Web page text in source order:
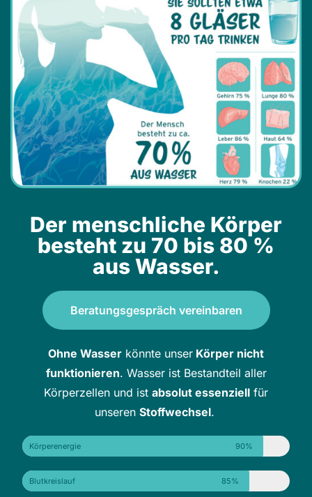
Der menschliche Körper
besteht zu 70 bis 80 %
aus Wasser.
Beratungsgespräch vereinbaren
Ohne Wasser könnte unser Körper nicht
funktionieren. Wasser ist Bestandteil aller
Körperzellen und ist absolut essenziell für
unseren Stoffwechsel.
Körperenergie 90%
Blutkreislauf 85%